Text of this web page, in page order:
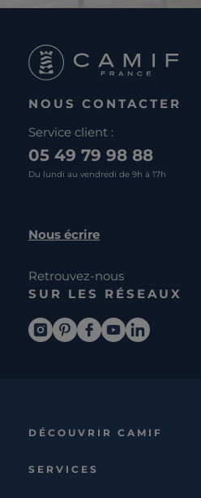
NOUS CONTACTER
Service client :
05 49 79 98 88
Du lundi au vendredi de 9h à 17h
Nous écrire
Retrouvez-nous
SUR LES RÉSEAUX
DÉCOUVRIR CAMIF
SERVICES